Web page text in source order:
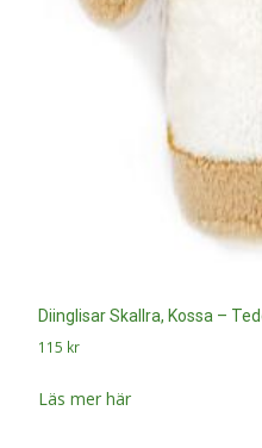
Diinglisar Skallra, Kossa –
115 kr
Läs mer här